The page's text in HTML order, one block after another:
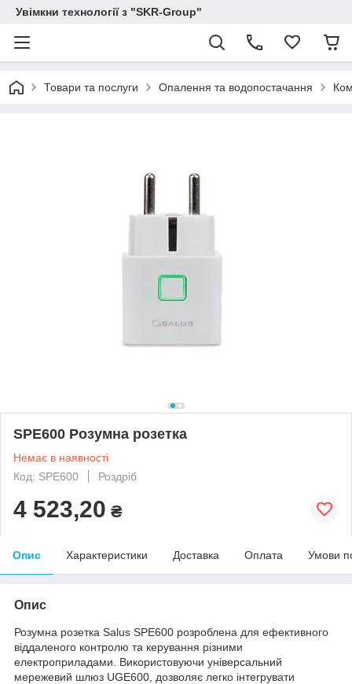
Увімкни технології з "SKR-Group"
Товари та послуги Опалення та водопостачання
SPE600 Розумна розетка
Немає в наявності
Код: SPE600
Роздріб
4 523,20 ₴
Опис Характеристики Доставка Оплата Умови
Опис
Розумна розетка Salus SPE600 розроблена для ефективного
віддаленого контролю та керування різними
електроприладами. Використовуючи універсальний
мережевий шлюз UGE600, дозволяє легко інтегрувати